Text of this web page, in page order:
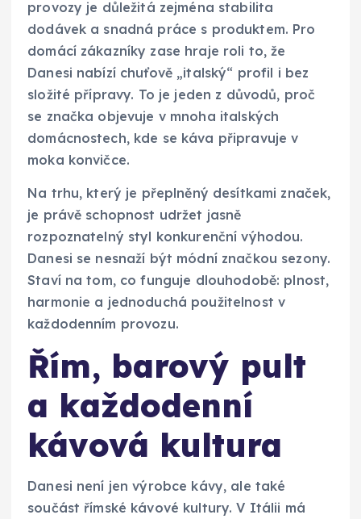
provozy je důležitá zejména stabilita
dodávek a snadná práce s produktem. Pro
domácí zákazníky zase hraje roli to, že
Danesi nabízí chuťově „italský“ profil i bez
složité přípravy. To je jeden z důvodů, proč
se značka objevuje v mnoha italských
domácnostech, kde se káva připravuje v
moka konvičce.
Na trhu, který je přeplněný desítkami značek,
je právě schopnost udržet jasně
rozpoznatelný styl konkurenční výhodou.
Danesi se nesnaží být módní značkou sezony.
Staví na tom, co funguje dlouhodobě: plnost,
harmonie a jednoduchá použitelnost v
každodenním provozu.
Řím, barový pult
a každodenní
kávová kultura
Danesi není jen výrobce kávy, ale také
součást římské kávové kultury. V Itálii má